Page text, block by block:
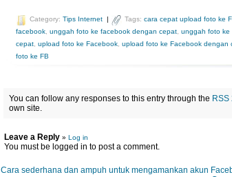
Category: Tips Internet | Tags: cara cepat upload foto ke
facebook unggah foto ke facebook dengan cepat unggah foto ke
cepat upload foto ke Facebook upload foto ke Facebook dengan
foto ke FB
You can follow any responses to this entry through the RSS
own site.
Leave a Reply » Log in
You must be logged in to post a comment.
Cara sederhana dan ampuh untuk mengamankan akun